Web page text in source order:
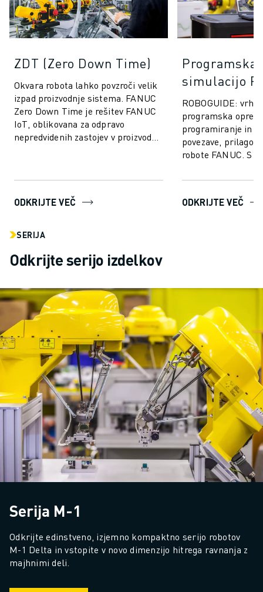
ZDT (Zero Down Time)
Okvara robota lahko povzroči velik
izpad proizvodnje sistema. FANUC
Zero Down Time je rešitev FANUC
IoT, oblikovana za odpravo
nepredvidenih zastojev v proizvodnji
ODKRIJTE VEČ
Programska
simulacijo
ROBOGUIDE:
programska
programiranje in
povezave,
robote FANUC. S
uporabnikom
ODKRIJTE VEČ
SERIJA
Odkrijte serijo izdelkov
Serija M-1
Odkrijte edinstveno, izjemno kompaktno serijo robotov
M-1 Delta in vstopite v novo dimenzijo hitrega ravnanja z
majhnimi deli.